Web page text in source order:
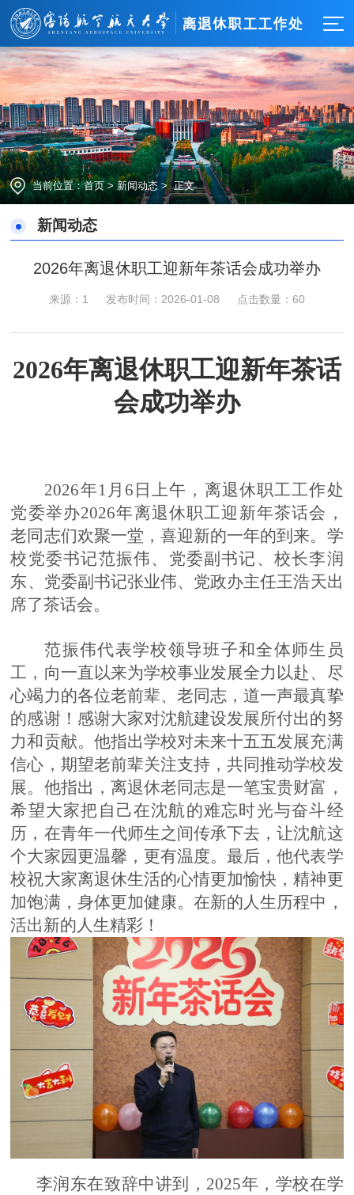
当前位置：首页> 新闻动态> 正文
新闻动态
2026年离退休职工迎新年茶话会成功举办
来源：1 发布时间：2026-01-08 点击数量： 60
2026年离退休职工迎新年茶话
会成功举办
2026年1 月 6 日上午，离退休职工工作处
党委举办2026年离退休职工迎新年茶话会，
老同志们欢聚一堂，喜迎新的一年的到来。学
校党委书记范振伟、 党委副书记、 校长李润
东、 党委副书记张业伟、党政办主任王浩天出
席了茶话会。
范振伟代表学校领导班子和全体师生员
工，向一直以来为学校事业发展全力以赴、尽
心竭力的各位老前辈、老同志，道一声最真挚
的感谢！ 感谢大家对沈航建设发展所付出的努
力和贡献。他指出学校对未来十五五发展充满
信心，期望老前辈关注支持，共同推动学校发
展。 他指出，离退休老同志是一笔宝贵财富，
希望大家把自己在沈航的难忘时光与奋斗经
历，在青年一代师生之间传承下去，让沈航这
个大家园更温馨，更有温度。最后，他代表学
校祝大家离退休生活的心情更加愉快，精神更
加饱满，身体更加健康。在新的人生历程中，
活出新的人生精彩！
李润东在致辞中讲到， 2025年，学校在学